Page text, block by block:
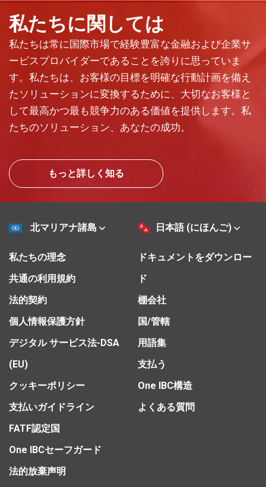
私たちに関しては
私たちは常に国際市場で経験豊富な金融および企業サ
ービスプロバイダーであることを誇りに思っていま
す。私たちは、お客様の目標を明確な行動計画を備え
たソリューションに変換するために、大切なお客様と
して最高かつ最も競争力のある価値を提供します。私
たちのソリューション、あなたの成功。
もっと詳しく知る
北マリアナ諸島 日本語 (にほんご)
私たちの理念
共通の利用規約
法的契約
個人情報保護方針
デジタル サービス法-DSA
(EU)
クッキーポリシー
支払いガイドライン
FATF認定国
One IBCセーフガード
法的放棄声明
ドキュメントをダウンロー
ド
棚会社
国/管轄
用語集
支払う
One IBC構造
よくある質問